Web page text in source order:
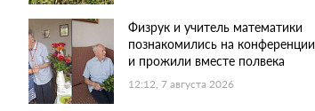
Физрук и учитель математики
познакомились на конференции
и прожили вместе полвека
12:12, 7 августа 2026